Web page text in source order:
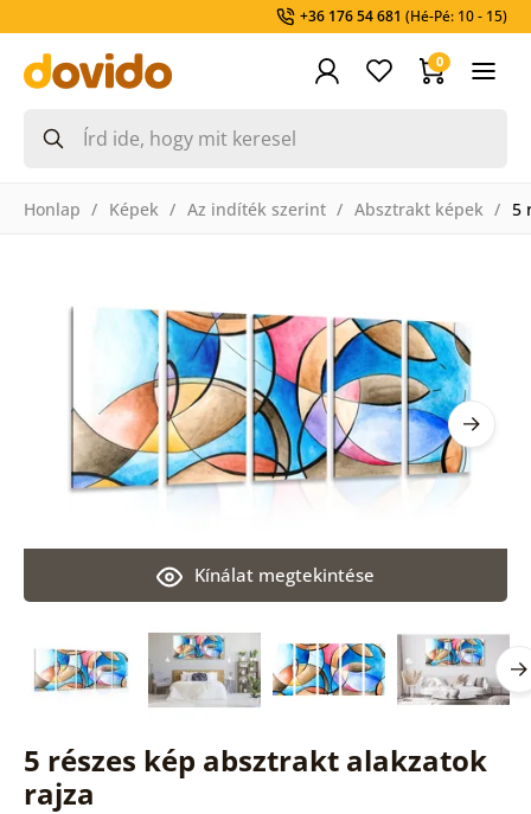
+36 176 54 681 (Hé-Pé: 10 - 15)
0
Honlap Képek Az indíték szerint Absztrakt képek 5
5 részes kép absztrakt alakzatok
rajza
Kínálat megtekintése